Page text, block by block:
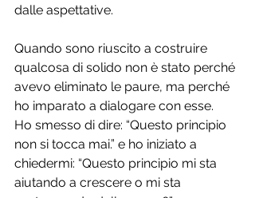
dalle aspettative.
Quando sono riuscito a costruire
qualcosa di solido non è stato perché
avevo eliminato le paure, ma perché
ho imparato a dialogare con esse.
Ho smesso di dire: “Questo principio
non si tocca mai.” e ho iniziato a
chiedermi: “Questo principio mi sta
aiutando a crescere o mi sta